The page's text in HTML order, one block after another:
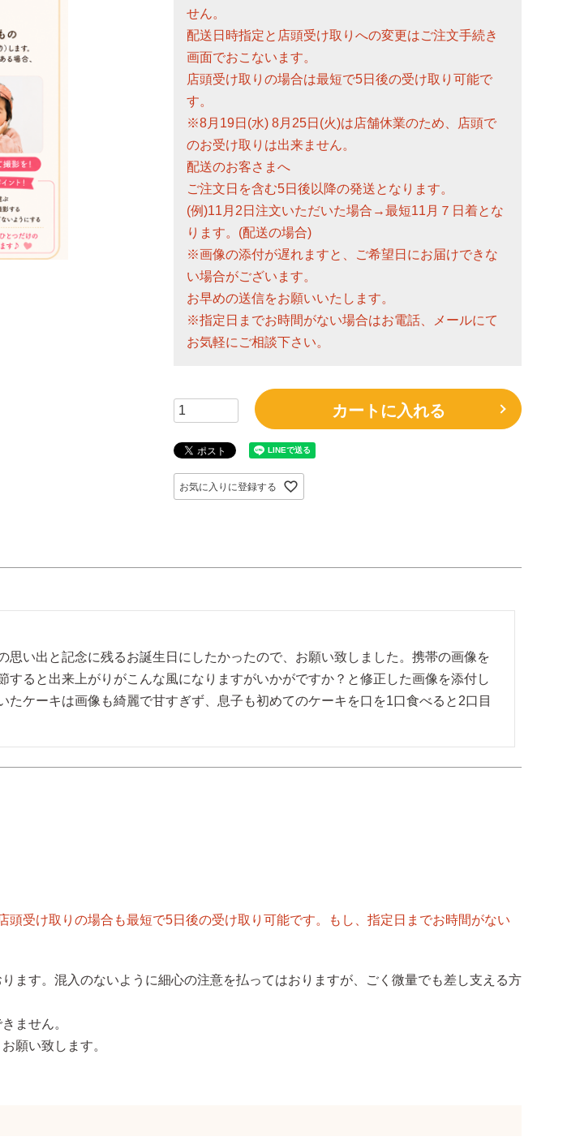
せん。
配送日時指定と店頭受け取りへの変更はご注文手続き
画面でおこないます。
店頭受け取りの場合は最短で5日後の受け取り可能で
す。
※8月19日(水) 8月25日(火)は店舗休業のため、店頭で
のお受け取りは出来ません。
配送のお客さまへ
ご注文日を含む5日後以降の発送となります。
(例)11月2日注文いただいた場合→最短11月７日着とな
ります。(配送の場合)
※画像の添付が遅れますと、ご希望日にお届けできな
い場合がございます。
お早めの送信をお願いいたします。
※指定日までお時間がない場合はお電話、メールにて
お気軽にご相談下さい。
お気に入りに登録する
カートに入れる
い出と記念に残るお誕生日にしたかったので、お願い致しました。携帯の画像を
ると出来上がりがこんな風になりますがいかがですか？と修正した画像を添付し
ケーキは画像も綺麗で甘すぎず、息子も初めてのケーキを口を1口食べると2口目
受け取りの場合も最短で5日後の受け取り可能です。もし、指定日までお時間がない
す。混入のないように細心の注意を払ってはおりますが、ごく微量でも差し支える方
ません。
願い致します。